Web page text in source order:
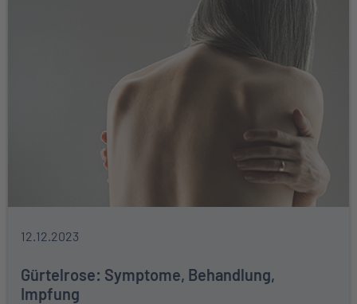
12.12.2023
Gürtelrose: Symptome, Behandlung,
Impfung